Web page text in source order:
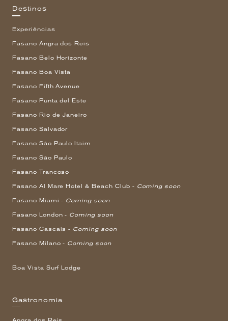
Destinos
Experiências
Fasano Angra dos Reis
Fasano Belo Horizonte
Fasano Boa Vista
Fasano Fifth Avenue
Fasano Punta del Este
Fasano Rio de Janeiro
Fasano Salvador
Fasano São Paulo Itaim
Fasano São Paulo
Fasano Trancoso
Fasano Al Mare Hotel & Beach Club - Coming soon
Fasano Miami - Coming soon
Fasano London - Coming soon
Fasano Cascais - Coming soon
Fasano Milano - Coming soon
Boa Vista Surf Lodge
Gastronomia